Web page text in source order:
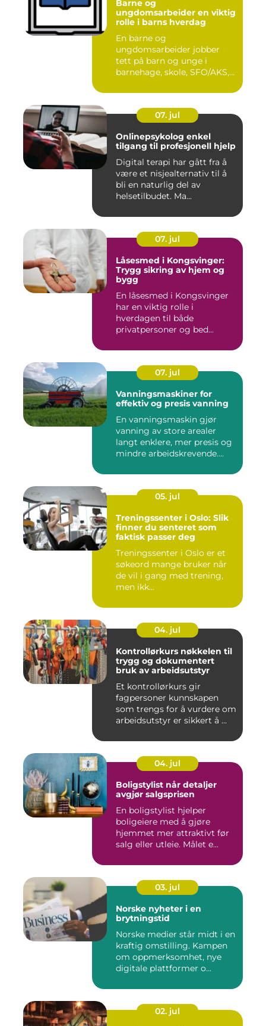
Barne og
ungdomsarbeider en viktig
rolle i barns hverdag
En barne og
ungdomsarbeider jobber
tett på barn og unge i
barnehage, skole, SFO/AKS,
07. jul
Onlinepsykolog enkel
tilgang til profesjonell hjelp
Digital terapi har gått fra å
være et nisjealternativ til å
bli en naturlig del av
helsetilbudet. Ma...
07. jul
Låsesmed i Kongsvinger:
Trygg sikring av hjem og
bygg
En låsesmed i Kongsvinger
har en viktig rolle i
hverdagen til både
privatpersoner og bed...
07. jul
Vanningsmaskiner for
effektiv og presis vanning
En vanningsmaskin gjør
vanning av store arealer
langt enklere, mer presis og
mindre arbeidskrevende....
05. jul
Treningssenter i Oslo: Slik
finner du senteret som
faktisk passer deg
Treningssenter i Oslo er et
søkeord mange bruker når
de vil i gang med trening,
men ikk...
04. jul
Kontrollørkurs nøkkelen til
trygg og dokumentert
bruk av arbeidsutstyr
Et kontrollørkurs gir
fagpersoner kunnskapen
som trengs for å vurdere om
arbeidsutstyr er sikkert å ...
04. jul
Boligstylist når detaljer
avgjør salgsprisen
En boligstylist hjelper
boligeiere med å gjøre
hjemmet mer attraktivt før
salg eller utleie. Målet e...
03. jul
Norske nyheter i en
brytningstid
Norske medier står midt i en
kraftig omstilling. Kampen
om oppmerksomhet, nye
digitale plattformer o...
02. jul